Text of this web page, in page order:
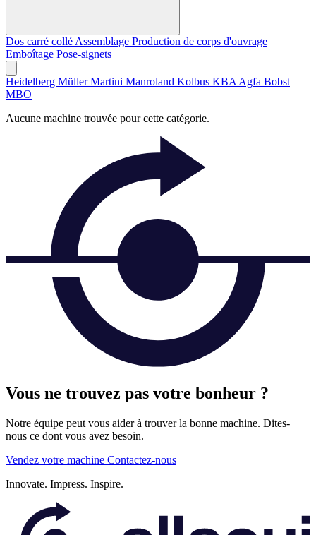
Dos carré collé Assemblage Production de corps d'ouvrage
Emboîtage Pose-signets
Heidelberg Müller Martini Manroland Kolbus KBA Agfa Bobst
MBO
Aucune machine trouvée pour cette catégorie.
Vous ne trouvez pas votre bonheur ?
Notre équipe peut vous aider à trouver la bonne machine. Dites-
nous ce dont vous avez besoin.
Vendez votre machine Contactez-nous
Innovate. Impress. Inspire.